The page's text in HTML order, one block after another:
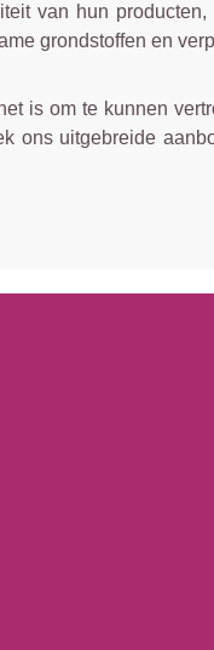
van hun
grondstoffen en
is om te kunnen
ons uitgebreide